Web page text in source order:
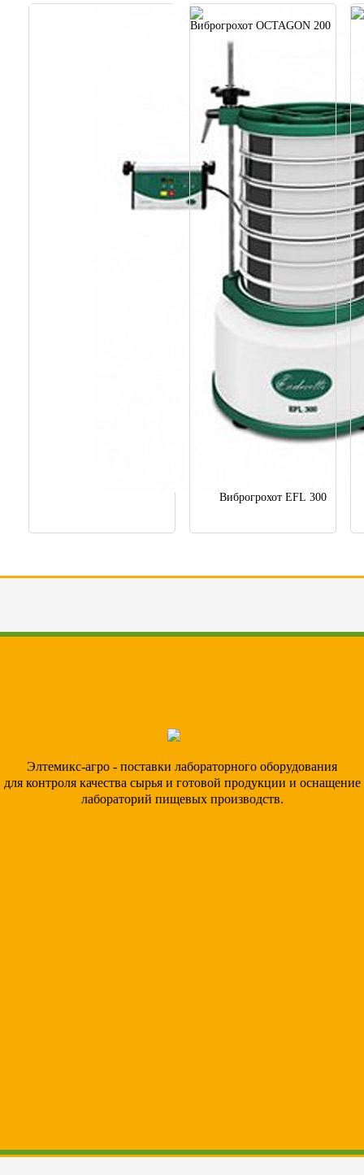
Виброгрохот EFL 300
Виброгрохот OCTAGON 200
Элтемикс-агро - поставки лабораторного оборудования
для контроля качества сырья и готовой продукции и оснащение
лабораторий пищевых производств.